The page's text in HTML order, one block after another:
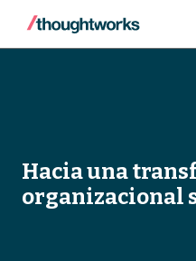
Hacia una
organizacional